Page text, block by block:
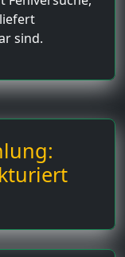
sind.